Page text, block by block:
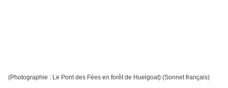
(Photographie : Le Pont des Fées en forêt de Huelgoat) (Sonnet français)